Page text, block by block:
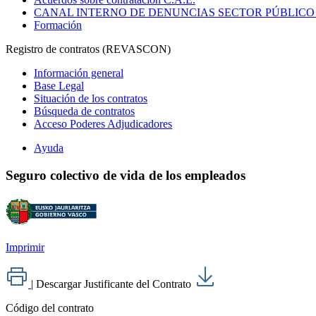
CANAL INTERNO DE DENUNCIAS SECTOR
Formación
Registro de contratos (REVASCON)
Información general
Base Legal
Situación de los contratos
Búsqueda de contratos
Acceso Poderes Adjudicadores
Ayuda
Seguro colectivo de vida de los empleados
Imprimir
| Descargar Justificante del Contrato
Código del contrato